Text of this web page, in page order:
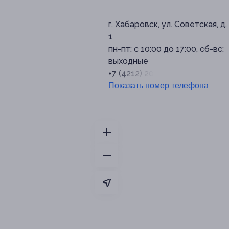
г. Хабаровск, ул. Советская, д.
1
пн-пт: с 10:00 до 17:00, сб-вс:
выходные
+7 (4212) 20-12-12
Показать номер телефона